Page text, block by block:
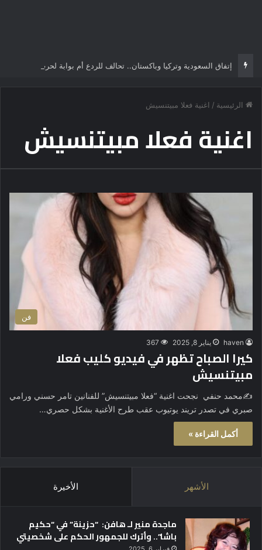
الرئيسية / اغنية فعلا مبيتنسيش
اغنية فعلا مبيتنسيش
فن
haven يناير 8, 2025 367
كيرا الصباح تظهر في فيديو كليب فعلا
مبيتنسيش
✍️محمد حنفي نجحت اغنية “فعلا مبيتنسيش” للفنانين تامر حسني ورامي
صبري في تصدر تريند يوتيوب عقب طرح الأغنية بشكل حصري…
أكمل القراءة »
الأشهر الأخيرة
ماجدة منير لـ هافن: “حزينة” في “حكيم
باشا”.. وأترك للجمهور الحكم على شخصيتي